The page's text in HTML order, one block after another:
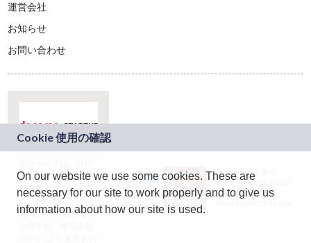
運営会社
お知らせ
お問い合わせ
ドコモグループの新
規事業創出プログラ
ム「docomo
STARTUP」を通じて
JASRAC許諾番号：
9024936001Y45037
JASRAC許諾番号：
On our website we use some cookies. These are
necessary for our site to work properly and to give us
information about how our site is used.